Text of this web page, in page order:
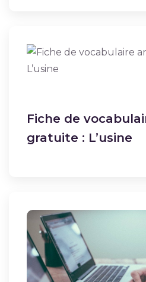
Fiche de
gratuite : L’usine